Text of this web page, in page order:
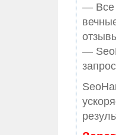
— Все
—